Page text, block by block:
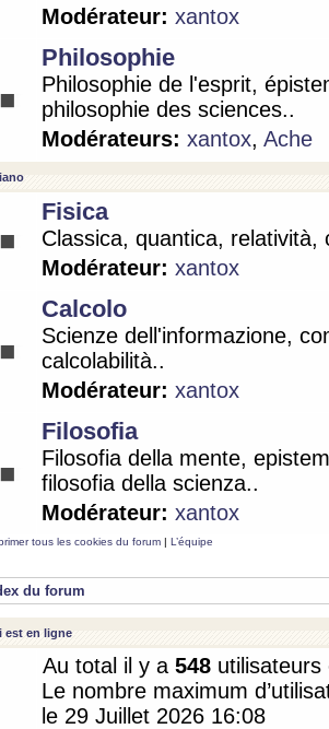
Modérateur: xantox
Philosophie
Philosophie de l'esprit,
philosophie des sciences..
Modérateurs: xantox, Ache
Fisica
Classica, quantica, relatività,
Modérateur: xantox
Calcolo
Scienze dell'informazione,
calcolabilità..
Modérateur: xantox
Filosofia
Filosofia della mente,
filosofia della scienza..
Modérateur: xantox
tous les cookies du forum | L’équipe
du forum
est en ligne
Au total il y a 548
Le nombre maximum
le 29 Juillet 2026 16:08